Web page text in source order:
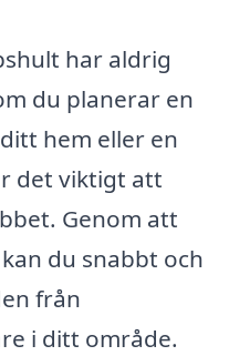
har aldrig
du planerar en
hem eller en
det viktigt att
Genom att
du snabbt och
från
i ditt område.